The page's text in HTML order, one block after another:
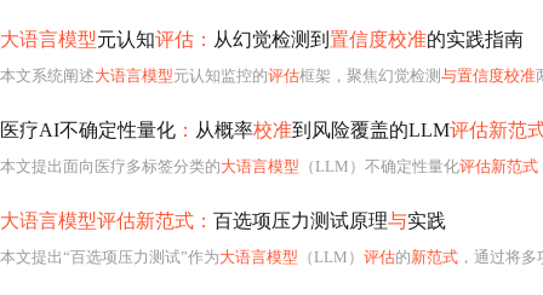
大语言模型元认知评估： 从幻觉检测到 置信度校准的实践指南
本文系统阐述大语言模型元认知监控的评估框架，聚焦幻觉检测 与置信度校准
医疗AI不确定性量化 ： 从概率校准到风险覆盖的LLM评估新范
本文提出面向医疗多标签分类的大语言模型 （LLM）不确定性量化评估新范式
大语言模型评估新范式： 百选项压力测试原理与实践
本文提出“百选项压力测试”作为大语言模型 （LLM） 评估的新范式 ，通过将多项选择题选项扩展至